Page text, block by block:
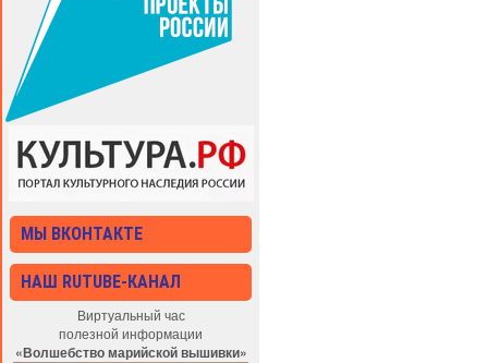
МЫ ВКОНТАКТЕ
НАШ RUTUBE-КАНАЛ
Виртуальный час
полезной информации
«Волшебство марийской вышивки»